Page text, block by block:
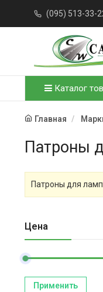
(095) 513-33-
Каталог
Главная
Патроны
Патроны для ламп
Цена
Применить